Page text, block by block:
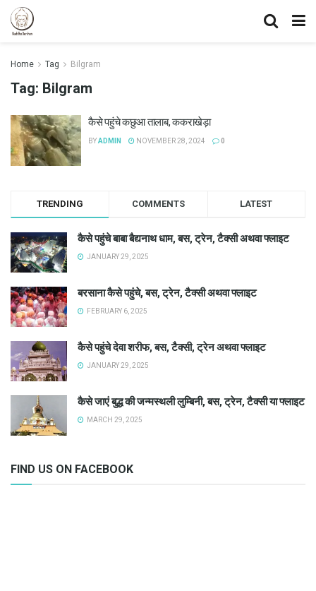
Home Tag Bilgram
Tag: Bilgram
कैसे पहुंचे कछुआ तालाब, ककराखेड़ा
BYADMIN NOVEMBER 28, 2024 0
TRENDING COMMENTS LATEST
कैसे पहुंचे बाबा बैद्यनाथ धाम, बस, ट्रेन, टैक्सी अथवा फ्लाइट
JANUARY 29, 2025
बरसाना कैसे पहुंचे, बस, ट्रेन, टैक्सी अथवा फ्लाइट
FEBRUARY 6, 2025
कैसे पहुंचे देवा शरीफ, बस, टैक्सी, ट्रेन अथवा फ्लाइट
JANUARY 29, 2025
कैसे जाएं बुद्ध की जन्मस्थली लुम्बिनी, बस, ट्रेन, टैक्सी या फ्लाइट
MARCH 29, 2025
FIND US ON FACEBOOK